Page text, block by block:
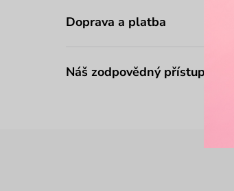
Doprava a platba
Náš zodpovědný přístup